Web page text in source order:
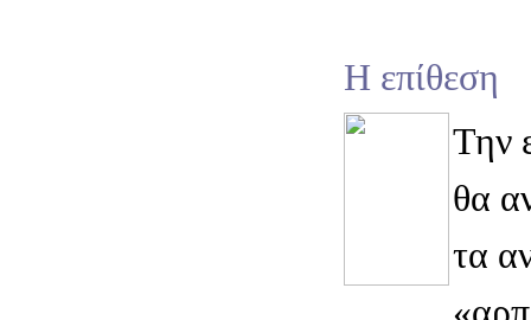
Η επίθεση
Την
θα
τα